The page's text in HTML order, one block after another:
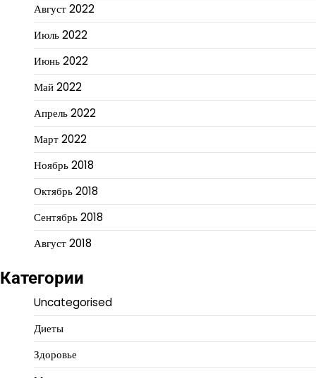
Август 2022
Июль 2022
Июнь 2022
Май 2022
Апрель 2022
Март 2022
Ноябрь 2018
Октябрь 2018
Сентябрь 2018
Август 2018
Категории
Uncategorised
Диеты
Здоровье